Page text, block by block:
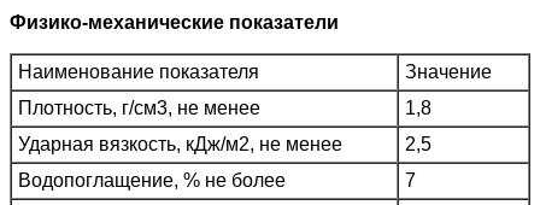
Физико-механические показатели
Наименование показателя
Значение
Плотность, г/см3, не менее
1,8
Ударная вязкость, кДж/м2, не менее
2,5
Водопоглащение, % не более
7